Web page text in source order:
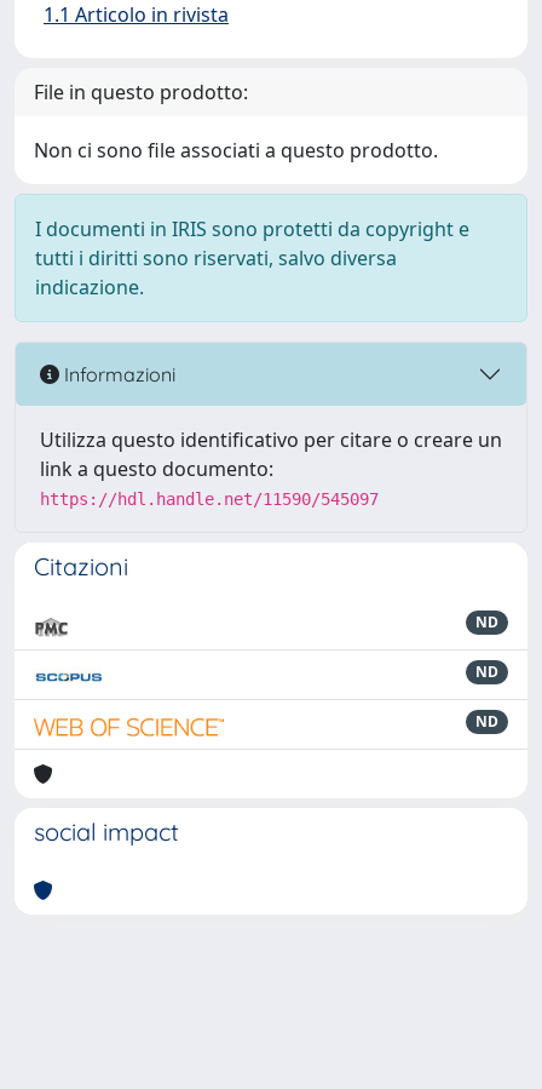
1.1 Articolo in rivista
File in questo prodotto:
Non ci sono file associati a questo prodotto.
I documenti in IRIS sono protetti da copyright e
tutti i diritti sono riservati, salvo diversa
indicazione.
Informazioni
Utilizza questo identificativo per citare o creare un
link a questo documento:
https://hdl.handle.net/11590/545097
Citazioni
ND
ND
ND
social impact